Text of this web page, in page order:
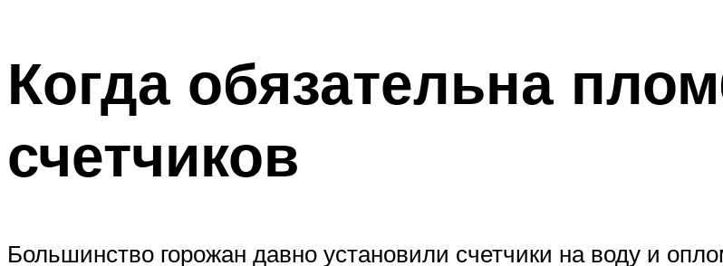
Когда обязательна
счетчиков
Большинство горожан давно установили счетчики на воду и